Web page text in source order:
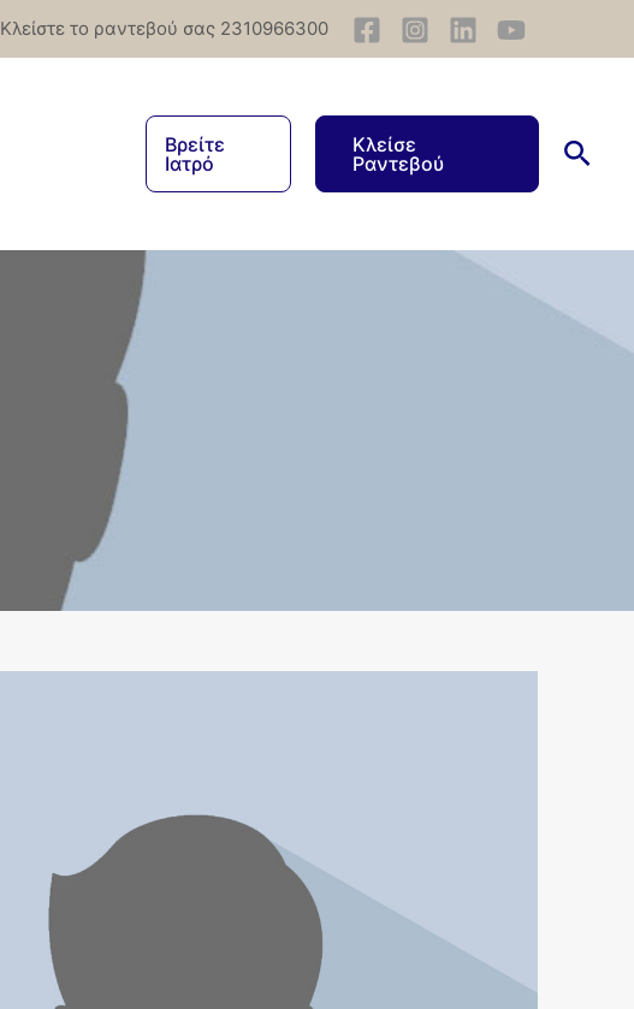
Κλείστε το ραντεβού σας 2310966300
Βρείτε
Ιατρό
Κλείσε
Ραντεβού